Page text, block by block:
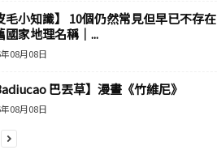
毛小知識】 10個仍然常見但早已不存在
國家地理名稱｜...
08月08日
巴丟草】漫畫《竹維尼》
08月08日